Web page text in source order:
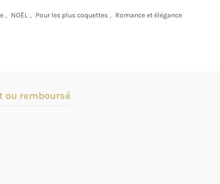
, NOËL , Pour les plus coquettes , Romance et élégance
ou remboursé